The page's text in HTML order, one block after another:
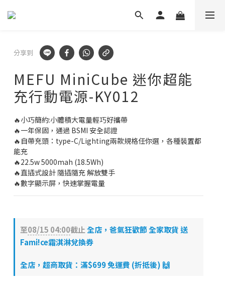
分享到
MEFU MiniCube 迷你超能
充行動電源-KY012
🔥小巧簡約:小體積大電量輕巧好攜帶
🔥一年保固，通過 BSMI 安全認證
🔥自帶充頭：type-C/Lighting兩款規格任你選，各種裝置都
能充
🔥22.5w 5000mah (18.5Wh)
🔥直插式設計 隨插隨充 解放雙手
🔥數字顯示屏，快速掌握電量
至08/15 04:00截止全店，爸氣狂歡節 全家取貨 送
Fami!ce霜淇淋兌換券
全店，超商取貨：滿$699 免運費 (折抵後) 🙌
✕
💬 加Line 享$30折扣!
🛡️ APEXEL/MEFU品牌保固一年!
立即逛逛
✅ APEXEL商品享15天鑑賞期!